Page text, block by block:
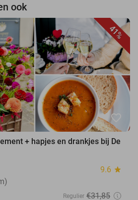
ook
41%
favorite_border
+ hapjes en drankjes bij De
9.6 star
Regulier €31,85